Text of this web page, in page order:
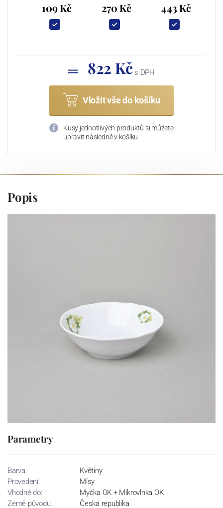
109 Kč 270 Kč 443 Kč
822 Kč s DPH
Vložit vše do košíku
Kusy jednotlivých produktů si můžete
upravit následně v košíku
Popis
Parametry
Barva:
Květiny
Provedení:
Mísy
Vhodné do:
Myčka OK + Mikrovlnka OK
Země původu:
Česká republika